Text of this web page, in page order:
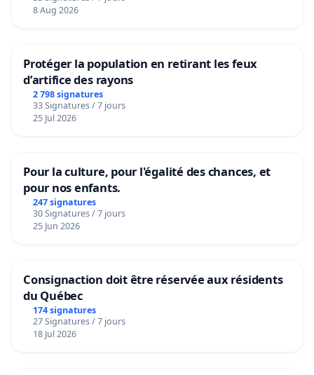
8 Aug 2026
Protéger la population en retirant les feux
d’artifice des rayons
2 798 signatures
33 Signatures / 7 jours
25 Jul 2026
Pour la culture, pour l'égalité des chances, et
pour nos enfants.
247 signatures
30 Signatures / 7 jours
25 Jun 2026
Consignaction doit être réservée aux résidents
du Québec
174 signatures
27 Signatures / 7 jours
18 Jul 2026